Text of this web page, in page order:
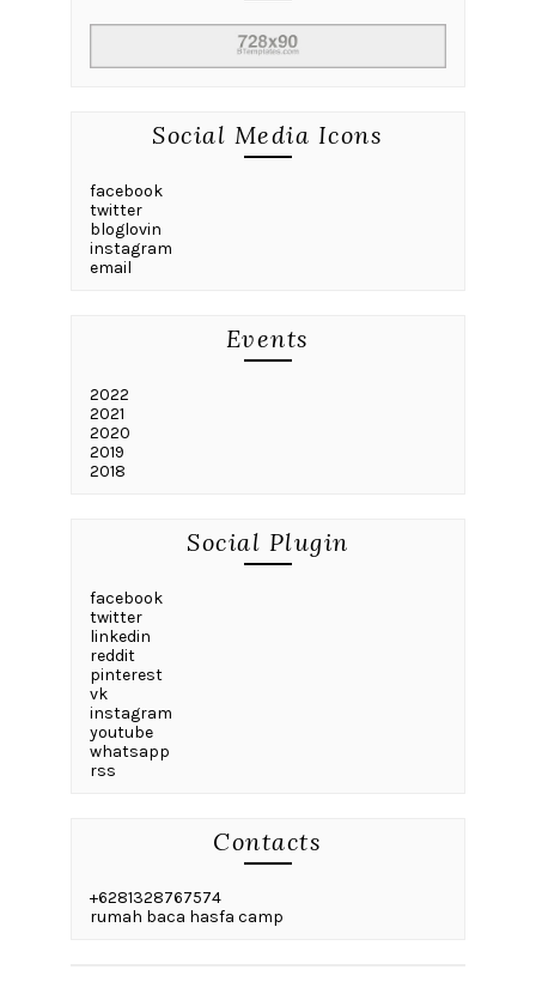
Social Media Icons
facebook
twitter
bloglovin
instagram
email
Events
2022
2021
2020
2019
2018
Social Plugin
facebook
twitter
linkedin
reddit
pinterest
vk
instagram
youtube
whatsapp
rss
Contacts
+6281328767574
rumah baca hasfa camp